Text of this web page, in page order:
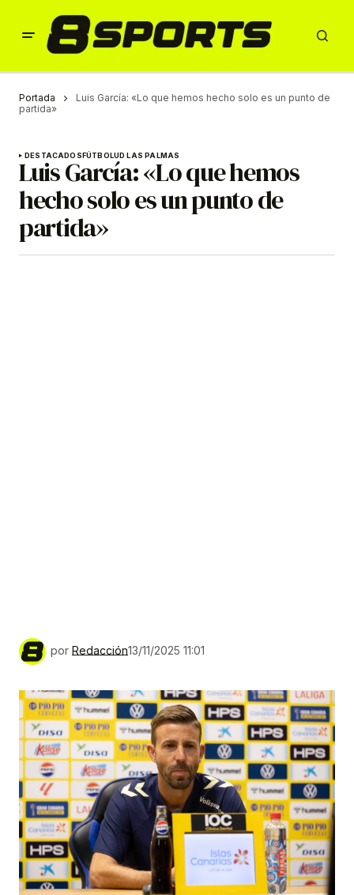
Portada
Luis García: «Lo que hemos hecho solo es un punto de
partida»
DESTACADOSFÚTBOLUD LAS PALMAS
Luis García: «Lo que hemos
hecho solo es un punto de
partida»
por Redacción13/11/2025 11:01